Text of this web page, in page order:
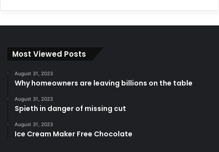
Most Viewed Posts
August 31, 2023
Why homeowners are leaving billions on the table
August 31, 2023
Spieth in danger of missing cut
August 31, 2023
Ice Cream Maker Free Chocolate